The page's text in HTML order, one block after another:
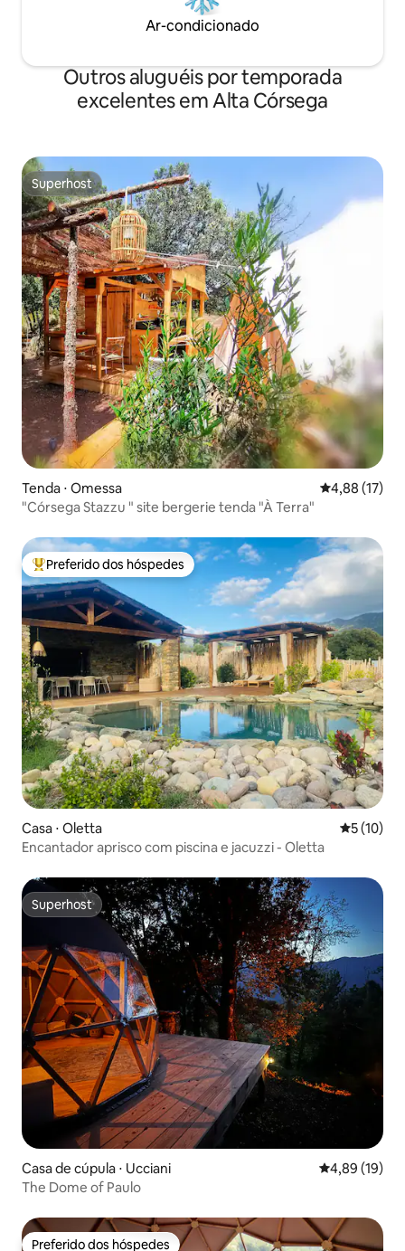
Ar-condicionado
Outros aluguéis por temporada
excelentes em Alta Córsega
Superhost
Superhost
Tenda ⋅ Omessa 4,88 de uma
4,88 (17)
"Córsega Stazzu " site bergerie tenda "À Terra"
Entre os melhores preferidos dos hóspedes
Preferido dos hóspedes
Casa ⋅ Oletta 5 de uma
5 (10)
Encantador aprisco com piscina e jacuzzi - Oletta
Superhost
Superhost
Casa de cúpula ⋅ Ucciani 4,89 de uma
4,89 (19)
The Dome of Paulo
Preferido dos hóspedes